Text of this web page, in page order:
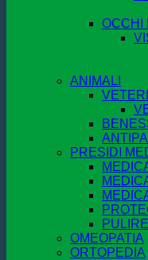
OCCHI
ANIMALI
PRESIDI
OMEOPATIA
ORTOPEDIA